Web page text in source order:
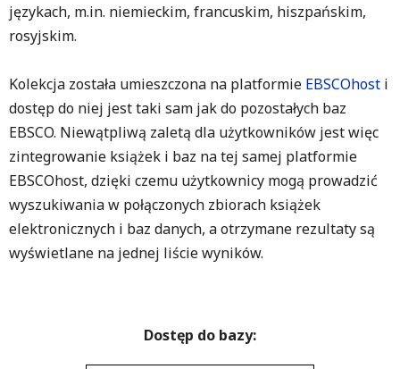
językach, m.in. niemieckim, francuskim, hiszpańskim,
rosyjskim.
Kolekcja została umieszczona na platformie EBSCOhost i
dostęp do niej jest taki sam jak do pozostałych baz
EBSCO. Niewątpliwą zaletą dla użytkowników jest więc
zintegrowanie książek i baz na tej samej platformie
EBSCOhost, dzięki czemu użytkownicy mogą prowadzić
wyszukiwania w połączonych zbiorach książek
elektronicznych i baz danych, a otrzymane rezultaty są
wyświetlane na jednej liście wyników.
Dostęp do bazy: